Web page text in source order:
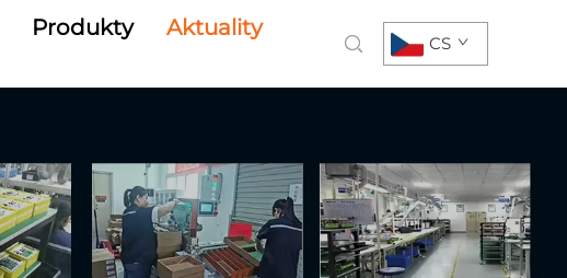
Produkty
Aktuality
CS